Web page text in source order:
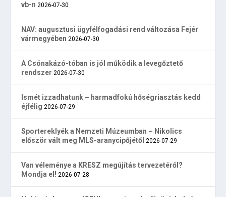
vb-n 2026-07-30
NAV: augusztusi ügyfélfogadási rend változása Fejér
vármegyében 2026-07-30
A Csónakázó-tóban is jól működik a levegőztető
rendszer 2026-07-30
Ismét izzadhatunk – harmadfokú hőségriasztás kedd
éjfélig 2026-07-29
Sportereklyék a Nemzeti Múzeumban – Nikolics
először vált meg MLS-aranycipőjétől 2026-07-29
Van véleménye a KRESZ megújítás tervezetéről?
Mondja el! 2026-07-28